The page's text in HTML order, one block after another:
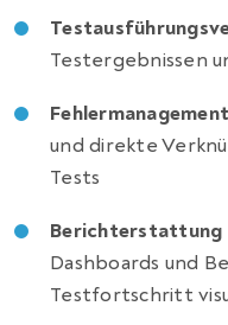
Testergebnissen
und direkte
Tests
Berichterstattung
Dashboards und
Testfortschritt